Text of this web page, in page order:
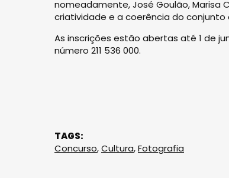
nomeadamente, José Goulão, Marisa
criatividade e a coerência do
As inscrições estão abertas até 1 de
número 211 536 000.
TAGS:
Concurso,Cultura,Fotografia